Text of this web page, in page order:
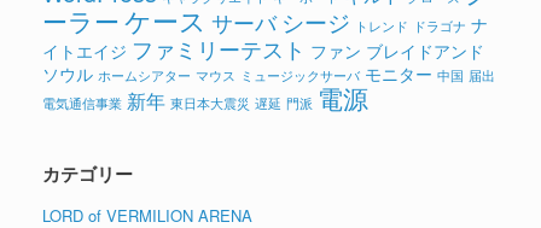
ーラーケース サーバ シージ トレンド ドラゴナ ナ
イトエイジ ファミリーテスト ファン ブレイドアンド
ソウル ホームシアター マウス ミュージックサーバ モニター 中国 届出
電気通信事業 新年 東日本大震災 遅延 門派 電源
カテゴリー
LORD of VERMILION ARENA